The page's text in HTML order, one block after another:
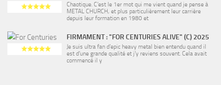
Chaotique. C’est le 1er mot qui me vient quand je pense à
METAL CHURCH, et plus particulièrement leur carrière
depuis leur formation en 1980 et
FIRMAMENT : "FOR CENTURIES ALIVE" (C) 2025
Je suis ultra fan d’epic heavy metal bien entendu quand il
est d’une grande qualité et j’y reviens souvent. Cela avait
commencé il y